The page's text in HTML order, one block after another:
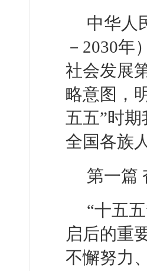
中华人
－2030年
社会发展
略意图，
五五”时
全国各族
第一篇
“十五
启后的重
不懈努力